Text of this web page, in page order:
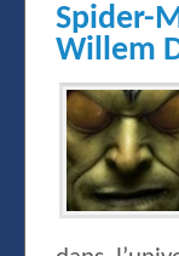
Spider-
Willem